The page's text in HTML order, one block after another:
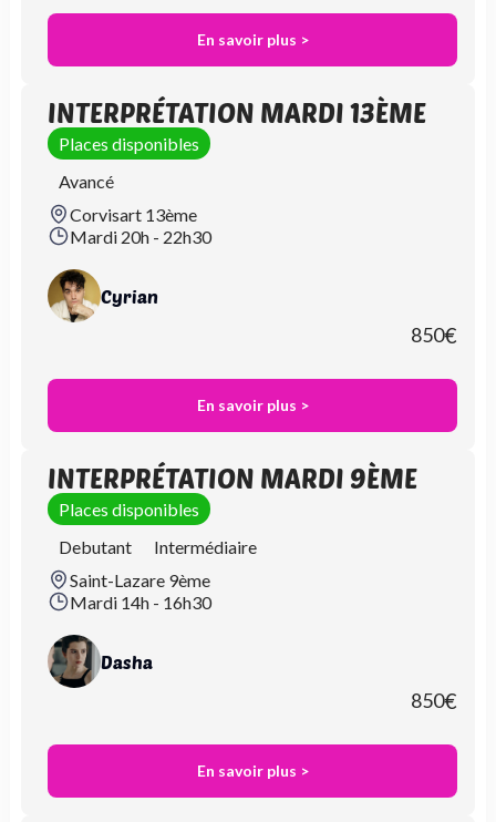
En savoir plus >
INTERPRÉTATION MARDI 13ÈME
Places disponibles
Avancé
Corvisart 13ème
Mardi 20h - 22h30
Cyrian
850€
En savoir plus >
INTERPRÉTATION MARDI 9ÈME
Places disponibles
Debutant
Intermédiaire
Saint-Lazare 9ème
Mardi 14h - 16h30
Dasha
850€
En savoir plus >